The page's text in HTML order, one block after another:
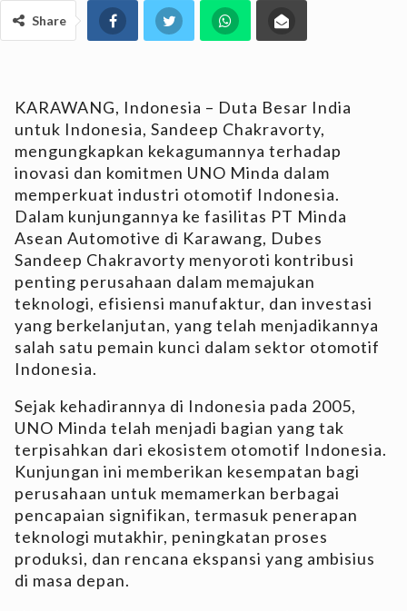
Share
KARAWANG, Indonesia – Duta Besar India
untuk Indonesia, Sandeep Chakravorty,
mengungkapkan kekagumannya terhadap
inovasi dan komitmen UNO Minda dalam
memperkuat industri otomotif Indonesia.
Dalam kunjungannya ke fasilitas PT Minda
Asean Automotive di Karawang, Dubes
Sandeep Chakravorty menyoroti kontribusi
penting perusahaan dalam memajukan
teknologi, efisiensi manufaktur, dan investasi
yang berkelanjutan, yang telah menjadikannya
salah satu pemain kunci dalam sektor otomotif
Indonesia.
Sejak kehadirannya di Indonesia pada 2005,
UNO Minda telah menjadi bagian yang tak
terpisahkan dari ekosistem otomotif Indonesia.
Kunjungan ini memberikan kesempatan bagi
perusahaan untuk memamerkan berbagai
pencapaian signifikan, termasuk penerapan
teknologi mutakhir, peningkatan proses
produksi, dan rencana ekspansi yang ambisius
di masa depan.